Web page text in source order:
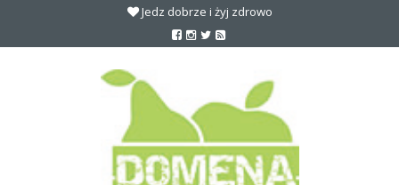
Jedz dobrze i żyj zdrowo